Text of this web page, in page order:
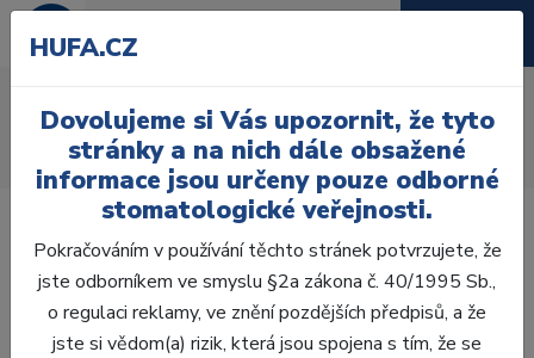
Úvod Ordinace Přístroje
Vybavení ordinace
Osvětlení
Laboratoř
HUFA.CZ
Dovolujeme si Vás upozornit, že tyto
stránky a na nich dále obsažené
informace jsou určeny pouze odborné
stomatologické veřejnosti.
Pokračováním v používání těchto stránek potvrzujete, že
jste odborníkem ve smyslu §2a zákona č. 40/1995 Sb.,
o regulaci reklamy, ve znění pozdějších předpisů, a že
jste si vědom(a) rizik, která jsou spojena s tím, že se